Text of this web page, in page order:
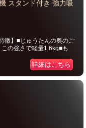
スタンド付き 強力吸
徴】■じゅうたんの奥のご
の強さで軽量1.6kg■も
詳細はこちら